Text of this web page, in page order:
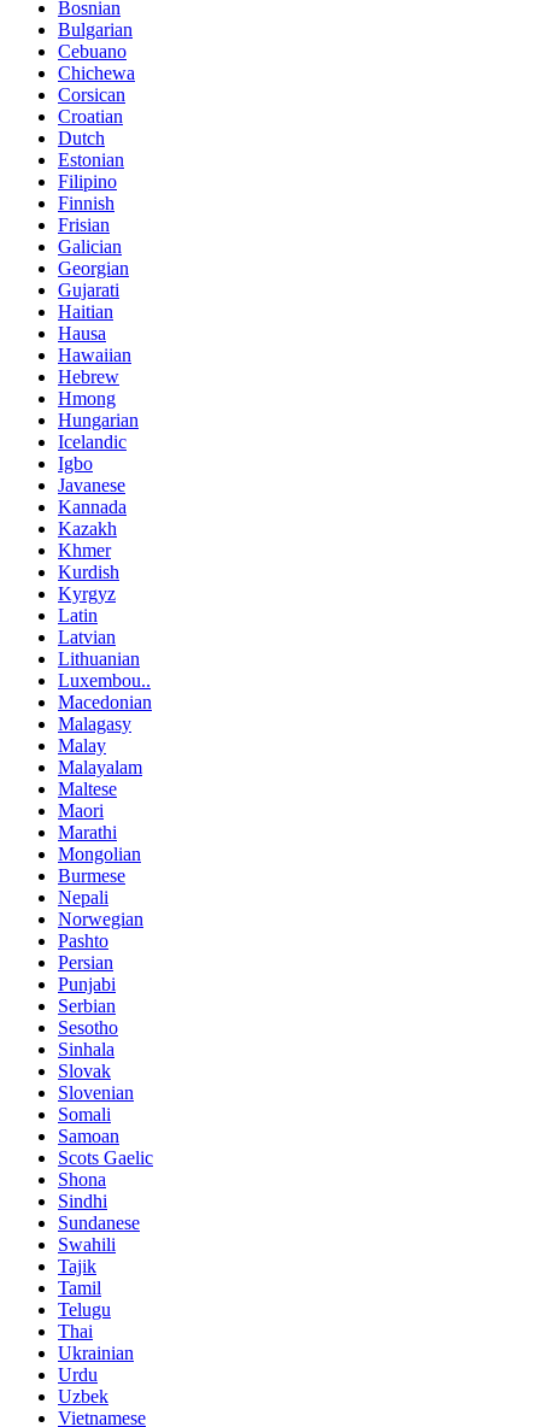
Bosnian
Bulgarian
Cebuano
Chichewa
Corsican
Croatian
Dutch
Estonian
Filipino
Finnish
Frisian
Galician
Georgian
Gujarati
Haitian
Hausa
Hawaiian
Hebrew
Hmong
Hungarian
Icelandic
Igbo
Javanese
Kannada
Kazakh
Khmer
Kurdish
Kyrgyz
Latin
Latvian
Lithuanian
Luxembou..
Macedonian
Malagasy
Malay
Malayalam
Maltese
Maori
Marathi
Mongolian
Burmese
Nepali
Norwegian
Pashto
Persian
Punjabi
Serbian
Sesotho
Sinhala
Slovak
Slovenian
Somali
Samoan
Scots Gaelic
Shona
Sindhi
Sundanese
Swahili
Tajik
Tamil
Telugu
Thai
Ukrainian
Urdu
Uzbek
Vietnamese